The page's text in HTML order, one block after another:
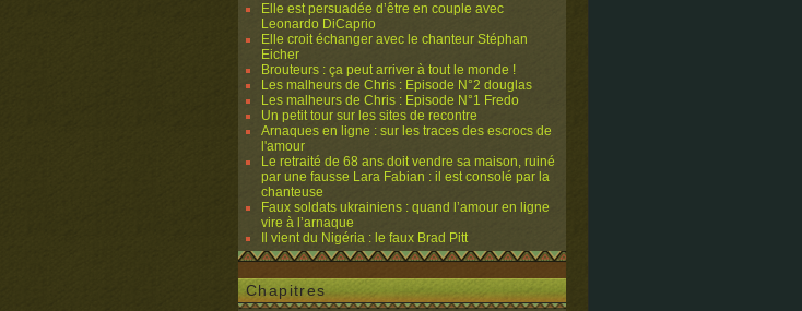
Elle est persuadée d’être en couple avec
Leonardo DiCaprio
Elle croit échanger avec le chanteur Stéphan
Eicher
Brouteurs : ça peut arriver à tout le monde !
Les malheurs de Chris : Episode N°2 douglas
Les malheurs de Chris : Episode N°1 Fredo
Un petit tour sur les sites de recontre
Arnaques en ligne : sur les traces des escrocs de
l'amour
Le retraité de 68 ans doit vendre sa maison, ruiné
par une fausse Lara Fabian : il est consolé par la
chanteuse
Faux soldats ukrainiens : quand l’amour en ligne
vire à l’arnaque
Il vient du Nigéria : le faux Brad Pitt
Chapitres